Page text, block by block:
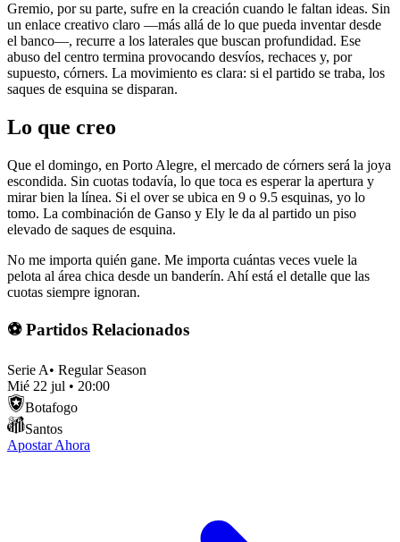
Gremio, por su parte, sufre en la creación cuando le faltan ideas. Sin
un enlace creativo claro —más allá de lo que pueda inventar desde
el banco—, recurre a los laterales que buscan profundidad. Ese
abuso del centro termina provocando desvíos, rechaces y, por
supuesto, córners. La movimiento es clara: si el partido se traba, los
saques de esquina se disparan.
Lo que creo
Que el domingo, en Porto Alegre, el mercado de córners será la joya
escondida. Sin cuotas todavía, lo que toca es esperar la apertura y
mirar bien la línea. Si el over se ubica en 9 o 9.5 esquinas, yo lo
tomo. La combinación de Ganso y Ely le da al partido un piso
elevado de saques de esquina.
No me importa quién gane. Me importa cuántas veces vuele la
pelota al área chica desde un banderín. Ahí está el detalle que las
cuotas siempre ignoran.
⚽ Partidos Relacionados
Serie A• Regular Season
Mié 22 jul • 20:00
Botafogo
Santos
Apostar Ahora